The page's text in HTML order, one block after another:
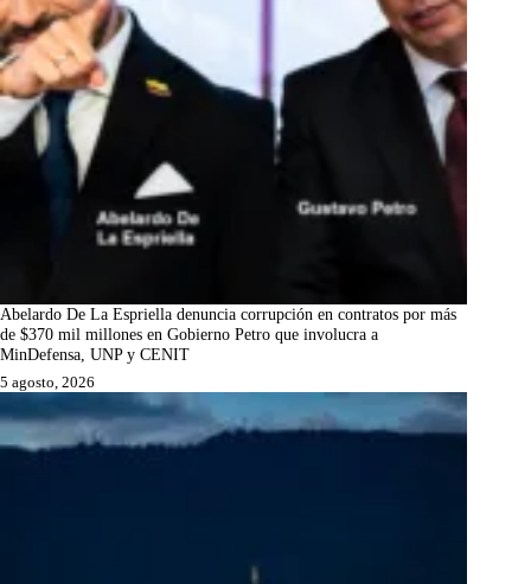
Abelardo De La Espriella denuncia corrupción en contratos por más
de $370 mil millones en Gobierno Petro que involucra a
MinDefensa, UNP y CENIT
5 agosto, 2026